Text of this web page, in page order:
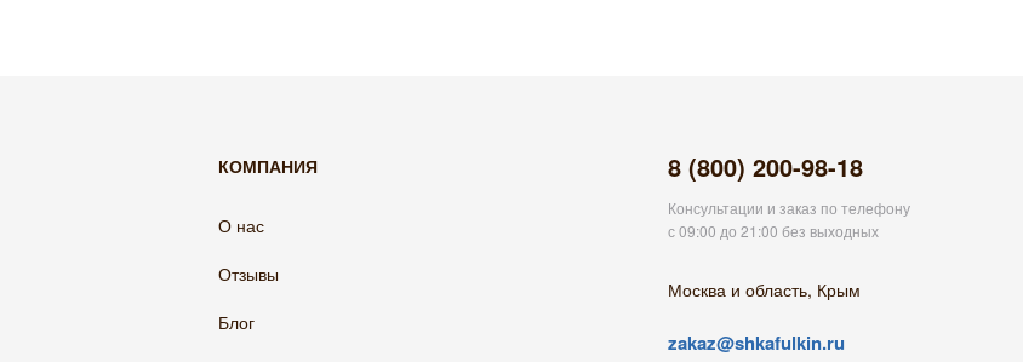
КОМПАНИЯ
О нас
Отзывы
Блог
8 (800) 200-98-18
Консультации и заказ по телефону
с 09:00 до 21:00 без выходных
Москва и область, Крым
zakaz@shkafulkin.ru